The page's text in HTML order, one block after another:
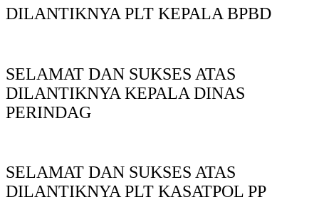
DILANTIKNYA PLT KEPALA BPBD
SELAMAT DAN SUKSES ATAS
DILANTIKNYA KEPALA DINAS
PERINDAG
SELAMAT DAN SUKSES ATAS
DILANTIKNYA PLT KASATPOL PP